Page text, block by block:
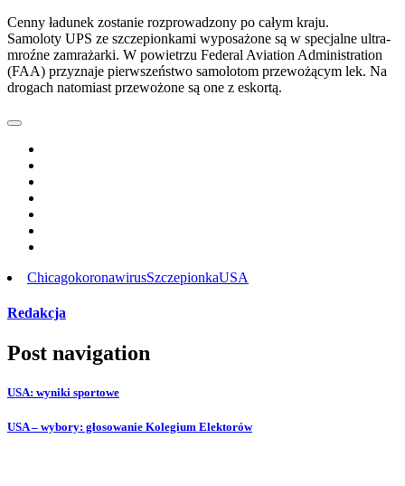
Cenny ładunek zostanie rozprowadzony po całym kraju.
Samoloty UPS ze szczepionkami wyposażone są w specjalne ultra-
mroźne zamrażarki. W powietrzu Federal Aviation Administration
(FAA) przyznaje pierwszeństwo samolotom przewożącym lek. Na
drogach natomiast przewożone są one z eskortą.
ChicagokoronawirusSzczepionkaUSA
Redakcja
Post navigation
USA: wyniki sportowe
USA – wybory: głosowanie Kolegium Elektorów